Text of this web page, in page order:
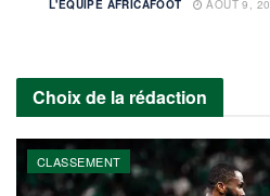
L'ÉQUIPE AFRICAFOOT AOÛT 9,
Choix de la rédaction
CLASSEMENT